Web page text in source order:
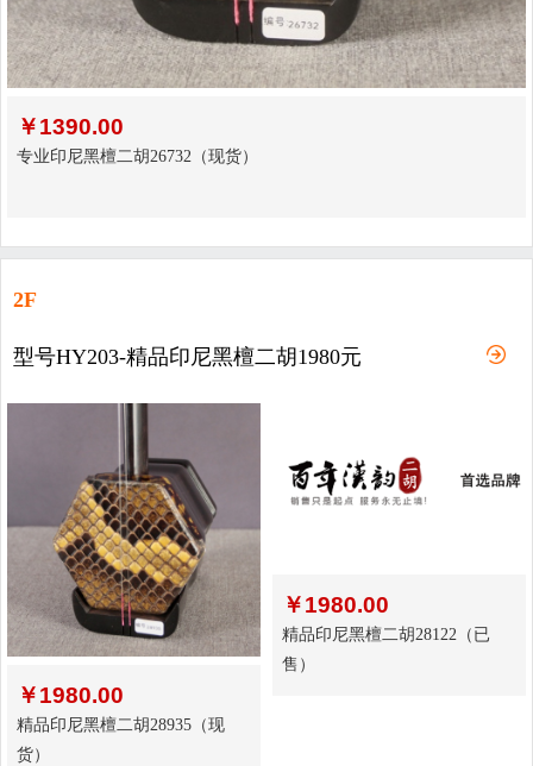
￥1390.00
专业印尼黑檀二胡26732（现货）
2F
型号HY203-精品印尼黑檀二胡1980元
￥1980.00
精品印尼黑檀二胡28935（现
货）
￥1980.00
精品印尼黑檀二胡28122（已
售）